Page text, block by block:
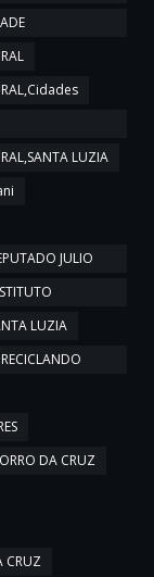
LUZIA
JULIO
LUZIA
DA CRUZ
CRUZ